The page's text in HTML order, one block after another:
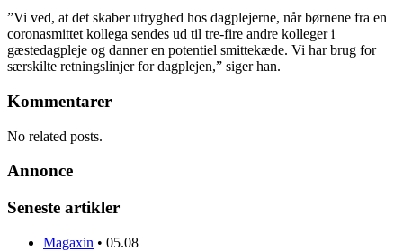
”Vi ved, at det skaber utryghed hos dagplejerne, når børnene fra en
coronasmittet kollega sendes ud til tre-fire andre kolleger i
gæstedagpleje og danner en potentiel smittekæde. Vi har brug for
særskilte retningslinjer for dagplejen,” siger han.
Kommentarer
No related posts.
Annonce
Seneste artikler
Magaxin • 05.08